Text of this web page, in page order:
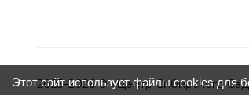
2025–2026 © «Центр Сибирского
Этот сайт использует файлы cookies для